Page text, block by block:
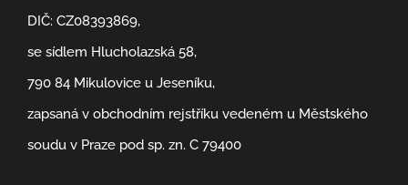
DIČ: CZ08393869,
se sídlem Hlucholazská 58,
790 84 Mikulovice u Jeseníku,
zapsaná v obchodním rejstříku vedeném u Městského
soudu v Praze pod sp. zn. C 79400